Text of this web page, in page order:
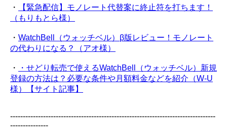
・
【緊急配信】モノレート代替案に終止符を打ちます！
（もりもとら様）
・ WatchBell（ウォッチベル）β版レビュー！モノレート
の代わりになる？（アオ様）
・
・せどり転売で使えるWatchBell（ウォッチベル）新規
登録の方法は？必要な条件や月額料金などを紹介（W-U
様）【サイト記事】
---------------------------------------------------------------------------------